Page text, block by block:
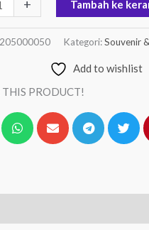
+ Tambah ke
Kategori:Souvenir
Add to wishlist
THIS PRODUCT!